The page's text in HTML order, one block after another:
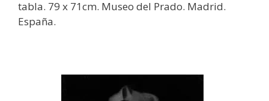
tabla. 79 x 71cm. Museo del Prado. Madrid.
España.